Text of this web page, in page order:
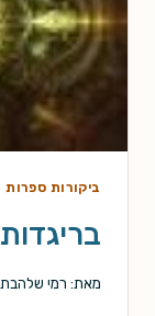
ביקורות ספרות
מאת: רמי שלהבת